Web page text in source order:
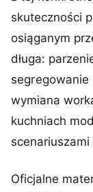
skuteczności
osiąganym
długa:
wymiana
kuchniach
Oficjalne